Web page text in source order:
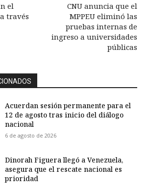
el
través
CNU anuncia que el
MPPEU eliminó las
pruebas internas de
ingreso a universidades
públicas
Acuerdan sesión permanente para el
12 de agosto tras inicio del diálogo
nacional
6 de agosto de 2026
Dinorah Figuera llegó a Venezuela,
asegura que el rescate nacional es
prioridad